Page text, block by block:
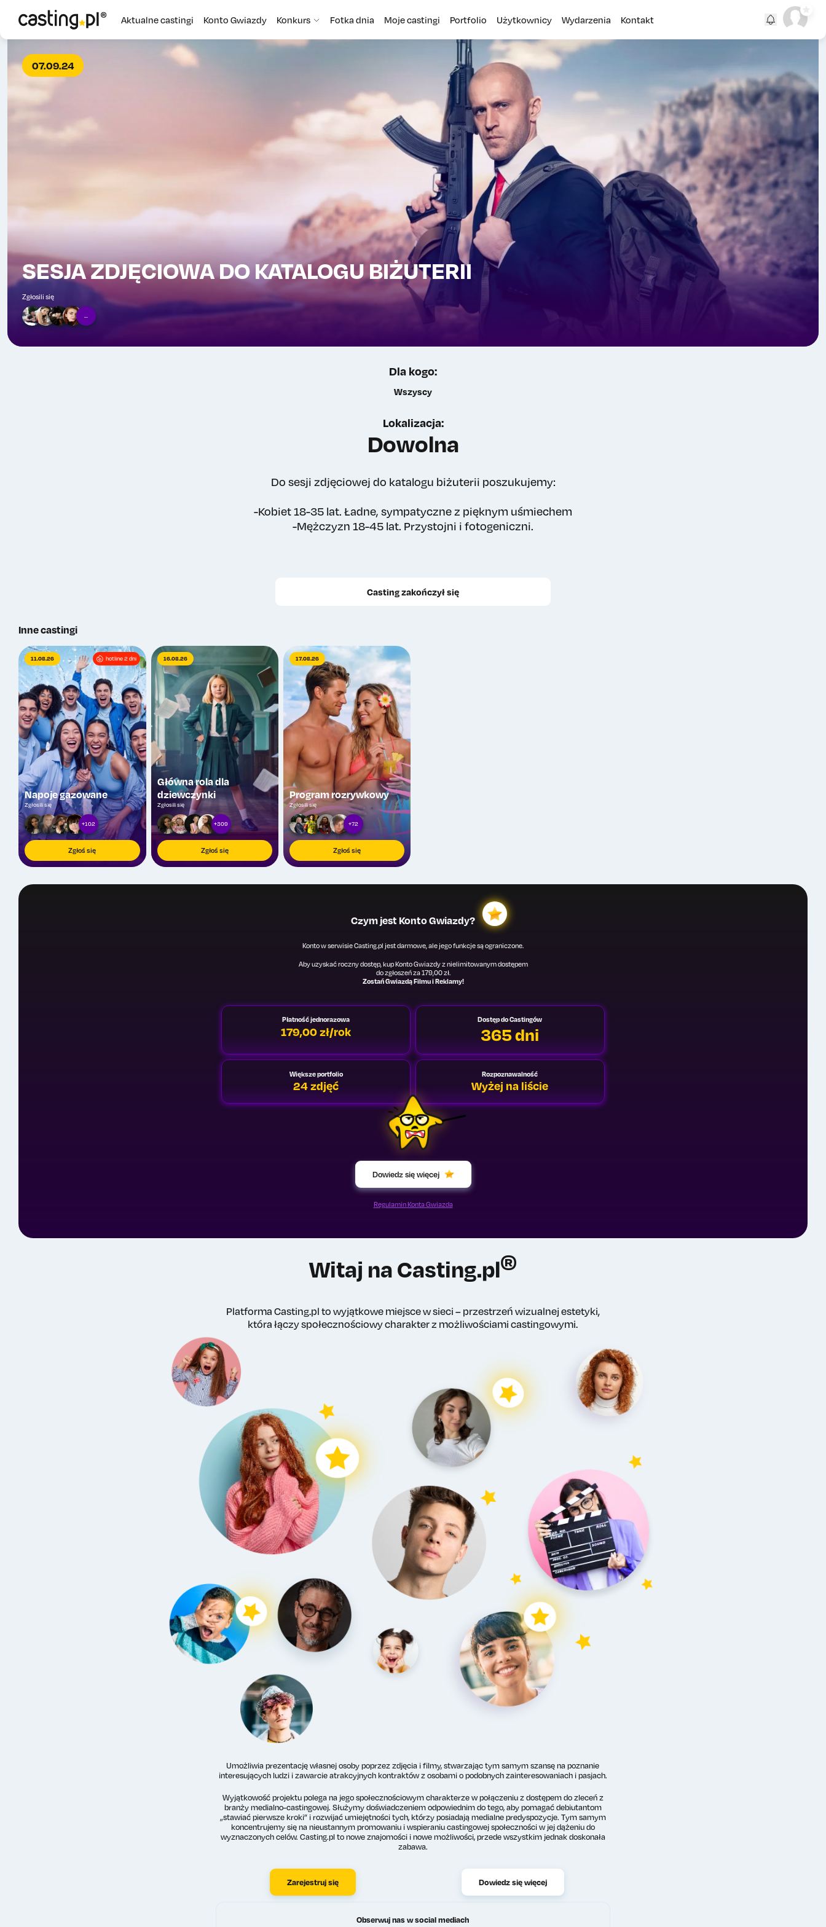
Aktualne castingi Konto Gwiazdy Konkurs Fotka dnia Moje castingi Portfolio Użytkownicy Wydarzenia Kontakt
07.09.24
SESJA ZDJĘCIOWA DO KATALOGU BIŻUTERII
Zgłosili się
Dla kogo:
Wszyscy
Lokalizacja:
Dowolna
Do sesji zdjęciowej do katalogu biżuterii poszukujemy:
-Kobiet 18-35 lat. Ładne, sympatyczne z pięknym uśmiechem
-Mężczyzn 18-45 lat. Przystojni i fotogeniczni.
Casting zakończył się
Inne castingi
11.08.26 hotline 2 dni
Napoje gazowane
Zgłosili się
+102
Zgłoś się
16.08.26
Główna rola dla
dziewczynki
Zgłosili się
+309
Zgłoś się
17.08.26
Program rozrywkowy
Zgłosili się
+72
Zgłoś się
Czym jest Konto Gwiazdy?
Konto w serwisie Casting.pl jest darmowe, ale jego funkcje są ograniczone.
Aby uzyskać roczny dostęp, kup Konto Gwiazdy z nielimitowanym dostępem
do zgłoszeń za 179,00 zł.
Zostań Gwiazdą Filmu i Reklamy!
Płatność jednorazowa
179,00 zł/rok
Dostęp do Castingów
365 dni
Większe portfolio
24 zdjęć
Rozpoznawalność
Wyżej na liście
Dowiedz się więcej
Regulamin Konta Gwiazda
Witaj na Casting.pl®
Platforma Casting.pl to wyjątkowe miejsce w sieci – przestrzeń wizualnej estetyki,
która łączy społecznościowy charakter z możliwościami castingowymi.
Umożliwia prezentację własnej osoby poprzez zdjęcia i filmy, stwarzając tym samym szansę na poznanie
interesujących ludzi i zawarcie atrakcyjnych kontraktów z osobami o podobnych zainteresowaniach i pasjach.
Wyjątkowość projektu polega na jego społecznościowym charakterze w połączeniu z dostępem do zleceń z
branży medialno-castingowej. Służymy doświadczeniem odpowiednim do tego, aby pomagać debiutantom
„stawiać pierwsze kroki” i rozwijać umiejętności tych, którzy posiadają medialne predyspozycje. Tym samym
koncentrujemy się na nieustannym promowaniu i wspieraniu castingowej społeczności w jej dążeniu do
wyznaczonych celów. Casting.pl to nowe znajomości i nowe możliwości, przede wszystkim jednak doskonała
zabawa.
Zarejestruj się Dowiedz się więcej
Obserwuj nas w social mediach